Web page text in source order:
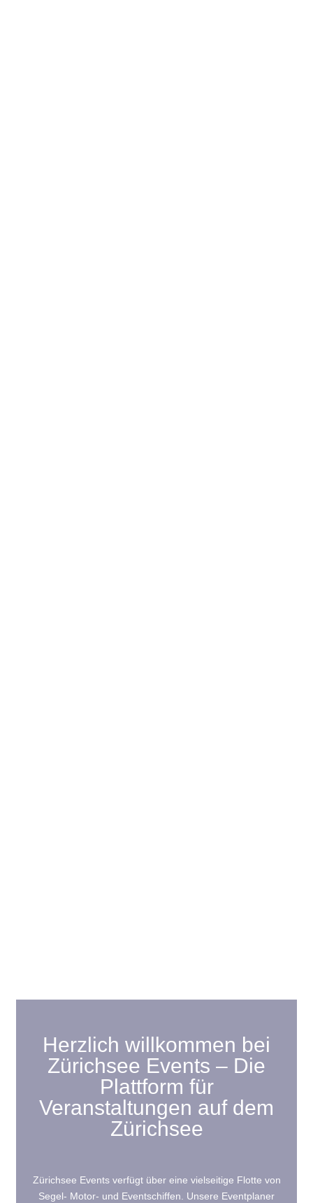
Herzlich willkommen bei
Zürichsee Events – Die
Plattform für
Veranstaltungen auf dem
Zürichsee
Zürichsee Events verfügt über eine vielseitige Flotte von
Segel- Motor- und Eventschiffen. Unsere Eventplaner